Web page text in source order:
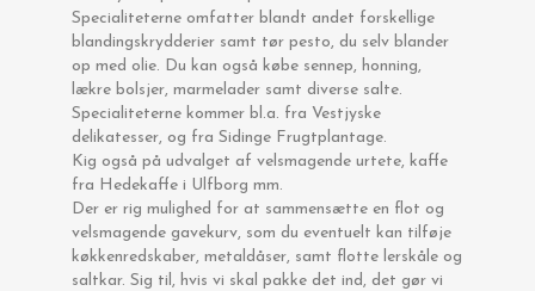
Specialiteterne omfatter blandt andet forskellige
blandingskrydderier samt tør pesto, du selv blander
op med olie. Du kan også købe sennep, honning,
lækre bolsjer, marmelader samt diverse salte.
Specialiteterne kommer bl.a. fra Vestjyske
delikatesser, og fra Sidinge Frugtplantage.
Kig også på udvalget af velsmagende urtete, kaffe
fra Hedekaffe i Ulfborg mm.
Der er rig mulighed for at sammensætte en flot og
velsmagende gavekurv, som du eventuelt kan tilføje
køkkenredskaber, metaldåser, samt flotte lerskåle og
saltkar. Sig til, hvis vi skal pakke det ind, det gør vi